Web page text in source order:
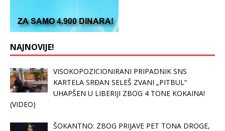
NAJNOVIJE!
VISOKOPOZICIONIRANI PRIPADNIK SNS
KARTELA SRĐAN SELEŠ ZVANI „PITBUL“
UHAPŠEN U LIBERIJI ZBOG 4 TONE KOKAINA!
(VIDEO)
ŠOKANTNO: ZBOG PRIJAVE PET TONA DROGE,